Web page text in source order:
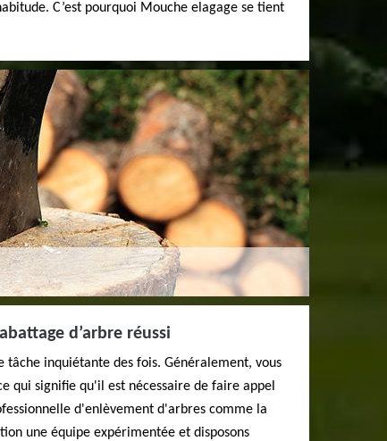
C’est pourquoi Mouche elagage se tient
d’arbre réussi
tâche inquiétante des fois. Généralement, vous
qui signifie qu'il est nécessaire de faire appel
d'enlèvement d'arbres comme la
une équipe expérimentée et disposons